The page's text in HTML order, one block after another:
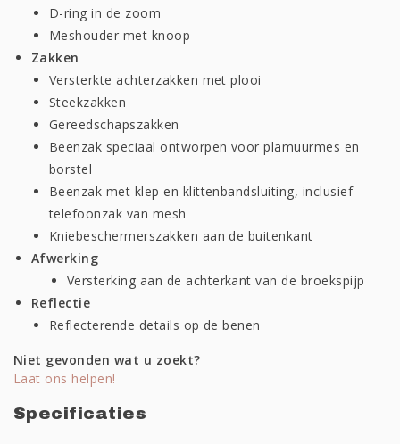
D-ring in de zoom
Meshouder met knoop
Zakken
Versterkte achterzakken met plooi
Steekzakken
Gereedschapszakken
Beenzak speciaal ontworpen voor plamuurmes en
borstel
Beenzak met klep en klittenbandsluiting, inclusief
telefoonzak van mesh
Kniebeschermerszakken aan de buitenkant
Afwerking
Versterking aan de achterkant van de broekspijp
Reflectie
Reflecterende details op de benen
Niet gevonden wat u zoekt?
Laat ons helpen!
Specificaties